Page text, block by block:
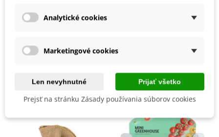
Odroda Cukety
Krovitá
BIO Kvalita
Áno
Mohli byste ešte potrebovať
Analytické cookies
Marketingové cookies
Len nevyhnutné Prijať všetko
Prejsť na stránku Zásady používania súborov cookies